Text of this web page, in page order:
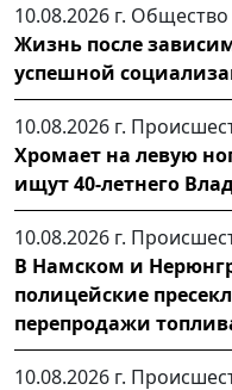
10.08.2026 г. Общество
Жизнь после
успешной
10.08.2026 г.
Хромает на левую
ищут 40-летнего
10.08.2026 г.
В Намском и
полицейские
перепродажи
10.08.2026 г.